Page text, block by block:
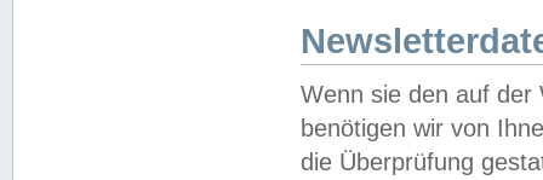
Wenn sie den auf der
benötigen wir von
die Überprüfung